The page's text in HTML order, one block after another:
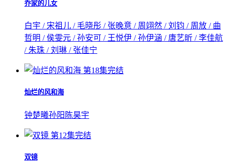
乔家的儿女
白宇 / 宋祖儿 / 毛晓彤 / 张晚意 / 周翊然 / 刘钧 / 周放 / 曲
哲明 / 侯雯元 / 孙安可 / 王悦伊 / 孙伊涵 / 唐艺昕 / 李佳航
/ 朱珠 / 刘琳 / 张佳宁
第18集完结
灿烂的风和海
钟楚曦孙阳 陈昊宇
第12集完结
双镜